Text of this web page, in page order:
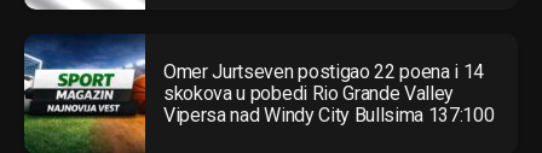
Omer Jurtseven postigao 22 poena i 14
skokova u pobedi Rio Grande Valley
Vipersa nad Windy City Bullsima 137:100